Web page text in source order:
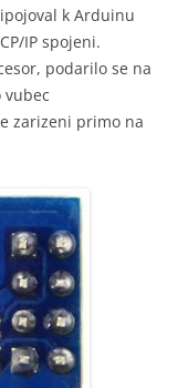
k Arduinu
IP spojeni.
podarilo se na
zarizeni primo na